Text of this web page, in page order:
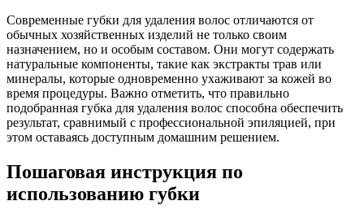
Современные губки для удаления волос отличаются от
обычных хозяйственных изделий не только своим
назначением, но и особым составом. Они могут содержать
натуральные компоненты, такие как экстракты трав или
минералы, которые одновременно ухаживают за кожей во
время процедуры. Важно отметить, что правильно
подобранная губка для удаления волос способна обеспечить
результат, сравнимый с профессиональной эпиляцией, при
этом оставаясь доступным домашним решением.
Пошаговая инструкция по
использованию губки